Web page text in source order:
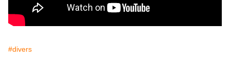
#divers